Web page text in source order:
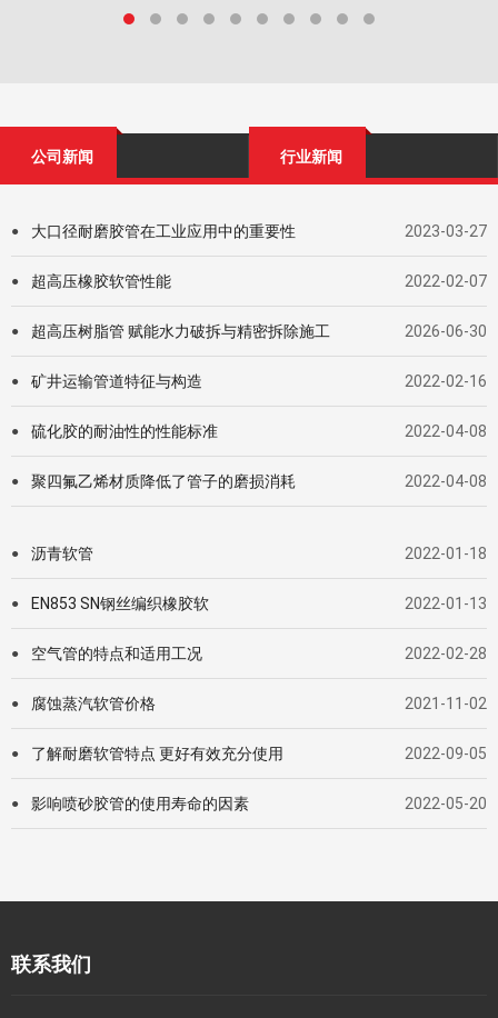
公司新闻 行业新闻
● 大口径耐磨胶管在工业应用中的重要性 2023-03-27
● 超高压橡胶软管性能 2022-02-07
● 超高压树脂管 赋能水力破拆与精密拆除施工 2026-06-30
● 矿井运输管道特征与构造 2022-02-16
● 硫化胶的耐油性的性能标准 2022-04-08
● 聚四氟乙烯材质降低了管子的磨损消耗 2022-04-08
● 沥青软管 2022-01-18
● EN853 SN钢丝编织橡胶软 2022-01-13
● 空气管的特点和适用工况 2022-02-28
● 腐蚀蒸汽软管价格 2021-11-02
● 了解耐磨软管特点 更好有效充分使用 2022-09-05
● 影响喷砂胶管的使用寿命的因素 2022-05-20
联系我们